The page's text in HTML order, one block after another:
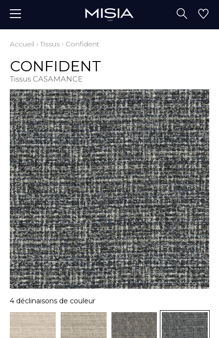
Accueil ›Tissus › Confident
CONFIDENT
Tissus CASAMANCE
4 déclinaisons de couleur